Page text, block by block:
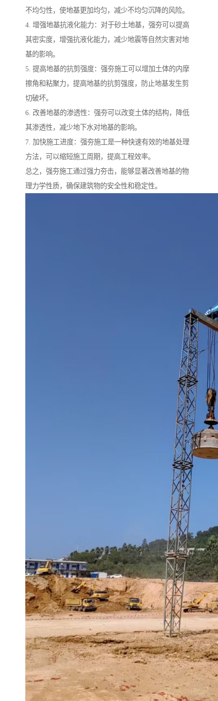
不均匀性，使地基更加均匀，减少不均匀沉降的风险。
4. 增强地基抗液化能力：对于砂土地基，强夯可以提高
其密实度，增强抗液化能力，减少地震等自然灾害对地
基的影响。
5. 提高地基的抗剪强度：强夯施工可以增加土体的内摩
擦角和粘聚力，提高地基的抗剪强度，防止地基发生剪
切破坏。
6. 改善地基的渗透性：强夯可以改变土体的结构，降低
其渗透性，减少地下水对地基的影响。
7. 加快施工进度：强夯施工是一种快速有效的地基处理
方法，可以缩短施工周期，提高工程效率。
总之，强夯施工通过强力夯击，能够显著改善地基的物
理力学性质，确保建筑物的安全性和稳定性。